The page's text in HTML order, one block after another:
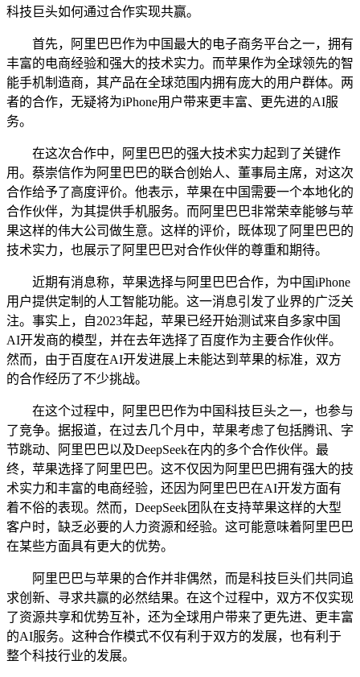
科技巨头如何通过合作实现共赢。
首先，阿里巴巴作为中国最大的电子商务平台之一，拥有
丰富的电商经验和强大的技术实力。而苹果作为全球领先的智
能手机制造商，其产品在全球范围内拥有庞大的用户群体。两
者的合作，无疑将为iPhone用户带来更丰富、更先进的AI服
务。
在这次合作中，阿里巴巴的强大技术实力起到了关键作
用。蔡崇信作为阿里巴巴的联合创始人、董事局主席，对这次
合作给予了高度评价。他表示，苹果在中国需要一个本地化的
合作伙伴，为其提供手机服务。而阿里巴巴非常荣幸能够与苹
果这样的伟大公司做生意。这样的评价，既体现了阿里巴巴的
技术实力，也展示了阿里巴巴对合作伙伴的尊重和期待。
近期有消息称，苹果选择与阿里巴巴合作，为中国iPhone
用户提供定制的人工智能功能。这一消息引发了业界的广泛关
注。事实上，自2023年起，苹果已经开始测试来自多家中国
AI开发商的模型，并在去年选择了百度作为主要合作伙伴。
然而，由于百度在AI开发进展上未能达到苹果的标准，双方
的合作经历了不少挑战。
在这个过程中，阿里巴巴作为中国科技巨头之一，也参与
了竞争。据报道，在过去几个月中，苹果考虑了包括腾讯、字
节跳动、阿里巴巴以及DeepSeek在内的多个合作伙伴。最
终，苹果选择了阿里巴巴。这不仅因为阿里巴巴拥有强大的技
术实力和丰富的电商经验，还因为阿里巴巴在AI开发方面有
着不俗的表现。然而，DeepSeek团队在支持苹果这样的大型
客户时，缺乏必要的人力资源和经验。这可能意味着阿里巴巴
在某些方面具有更大的优势。
阿里巴巴与苹果的合作并非偶然，而是科技巨头们共同追
求创新、寻求共赢的必然结果。在这个过程中，双方不仅实现
了资源共享和优势互补，还为全球用户带来了更先进、更丰富
的AI服务。这种合作模式不仅有利于双方的发展，也有利于
整个科技行业的发展。